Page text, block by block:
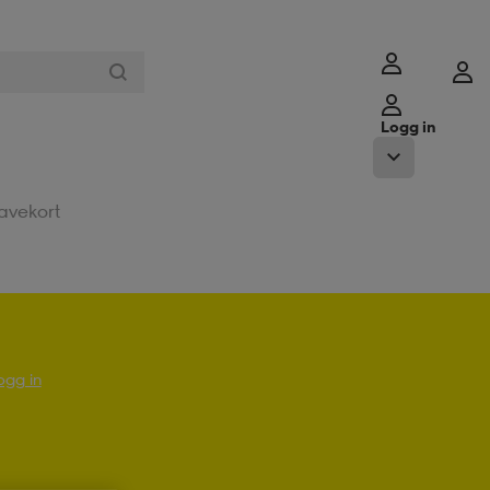
Logg in
in